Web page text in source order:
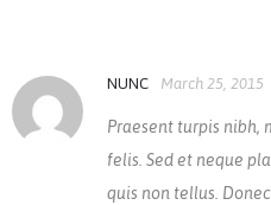
NUNC March 25, 2015
Praesent turpis nibh,
felis. Sed et neque
quis non tellus.